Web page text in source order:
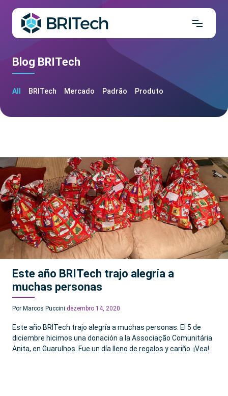
Blog BRITech
All BRITech Mercado Padrão Produto
Este año BRITech trajo alegría a
muchas personas
Por Marcos Puccini dezembro 14, 2020
Este año BRITech trajo alegría a muchas personas. El 5 de
diciembre hicimos una donación a la Associação Comunitária
Anita, en Guarulhos. Fue un día lleno de regalos y cariño. ¡Vea!